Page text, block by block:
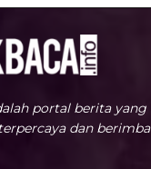
portal berita
dan